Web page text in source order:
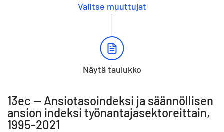
Valitse muuttujat
Näytä taulukko
13ec -- Ansiotasoindeksi ja säännöllisen
ansion indeksi työnantajasektoreittain,
1995-2021